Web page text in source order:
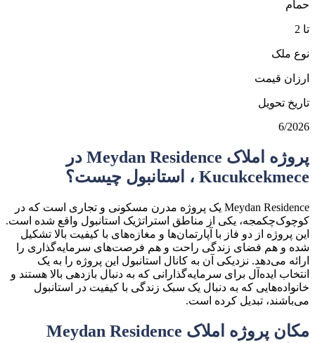
حمام
تا 2
نوع ملک
ارزان قیمت
تاریخ تحویل
6/2026
پروژه املاک Meydan Residence در
Kucukcekmece ، استانبول چیست؟
Meydan Residence یک پروژه مدرن مسکونی و تجاری است که در
کوچوک‌چکمجه، یکی از مناطق استراتژیک استانبول واقع شده است.
این پروژه از دو فاز با آپارتمان‌ها و مغازه‌های با کیفیت بالا تشکیل
شده و هم فضای زندگی راحت و هم فرصت‌های سرمایه‌گذاری را
ارائه می‌دهد. نزدیکی آن به کانال استانبول این پروژه را به یک
انتخاب ایده‌آل برای سرمایه‌گذارانی که به دنبال بازدهی بالا هستند و
خانواده‌هایی که به دنبال یک سبک زندگی با کیفیت در استانبول
می‌باشند، تبدیل کرده است.
مکان پروژه املاک Meydan Residence